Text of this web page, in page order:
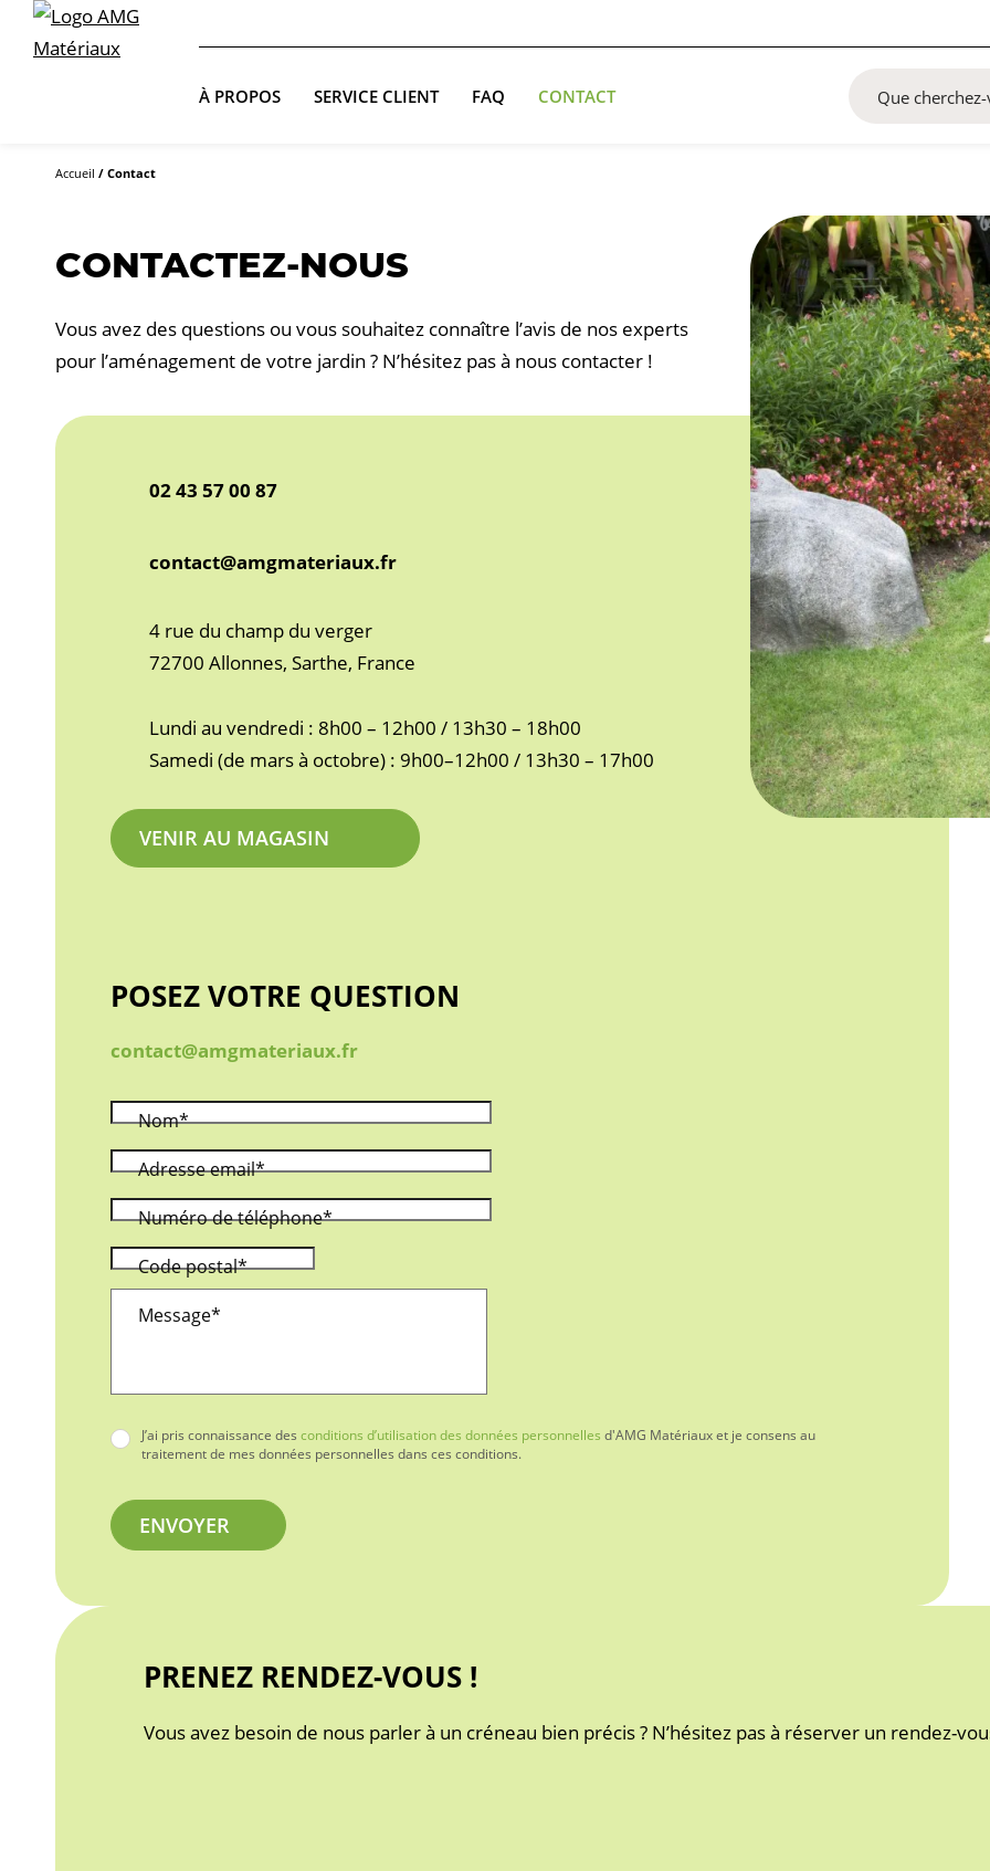
À PROPOS SERVICE CLIENT FAQ CONTACT
Accueil / Contact
CONTACTEZ-NOUS
Vous avez des questions ou vous souhaitez connaître l’avis de nos experts
pour l’aménagement de votre jardin ? N’hésitez pas à nous contacter !
02 43 57 00 87
contact@amgmateriaux.fr
4 rue du champ du verger
72700 Allonnes, Sarthe, France
Lundi au vendredi : 8h00 – 12h00 / 13h30 – 18h00
Samedi (de mars à octobre) : 9h00–12h00 / 13h30 – 17h00
VENIR AU MAGASIN
POSEZ VOTRE QUESTION
contact@amgmateriaux.fr
Nom*
Adresse email*
Numéro de téléphone*
Code postal*
Message*
J’ai pris connaissance des conditions d’utilisation des données personnelles d'AMG Matériaux et je consens au
traitement de mes données personnelles dans ces conditions.
PRENEZ RENDEZ-VOUS !
Vous avez besoin de nous parler à un créneau bien précis ? N’hésitez pas à réserver un rendez-